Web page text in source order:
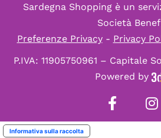
Sardegna Shopping è un
Società
Preferenze Privacy- Privacy
P.IVA: 11905750961 – Capitale
Powered by
Informativa sulla raccolta